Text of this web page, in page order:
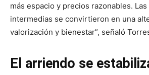
más espacio y precios razonables.
intermedias se convirtieron en una
valorización y bienestar”, señaló
El arriendo se